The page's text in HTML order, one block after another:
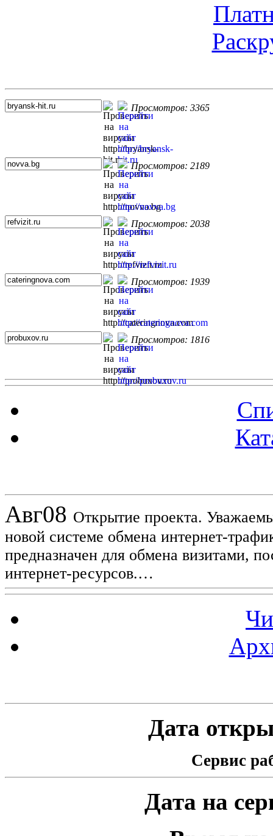
Просмотров: 3365
Просмотров: 2189
Просмотров: 2038
Просмотров: 1939
Просмотров: 1816
Авг08 Открытие проекта.
новой системе обмена интернет-
предназначен для обмена визитами,
интернет-ресурсов.…
Дата
Сервис
Дата на